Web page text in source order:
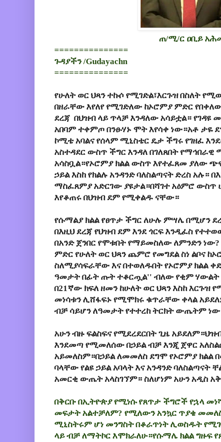
ጠ/ሚ/ር ዐቢይ
===============
ጉዳያችን /Gudayachn
===============
የሁለት ወር ህጻን ተኩሶ የሚገድል፣እርጉዝ በስለት
በዘራቸው እየለየ የሚገድለው ከኦሮምያ ምድር
ደረጃ በህዝብ ላይ ጥላቻ እንዳለው አሳይቷል።
አበባም ተቀምጦ በንፁሃኑ ሞት እየሳቀ ነው።አቶ ታዬ
ኮሚቴ አባልና የሰላም ሚኒስቴር ዴታ ችግሩ የገዘፈ
አስተዳደር ውስጥ ችግር እንዳለ በገለጸበት
አሳስቧል።የኦሮምያ ክልል ውስጥ እየተፈጸመ ያለው
ኃይል እስከ የክልሉ አንዳንድ ባለስልጣናት ድረስ አሉ።
ማስፈጸምያ አድርገው ያዩታል።በሻገተ አዕምሮ ውስጥ
እየቆጠሩ በህዝብ ደም የሚቀልዱ ናቸው።
የሱማልያ ክልል የፀጥታ ችግር ለሁሉ ምሣሌ በሚሆን
በእዚህ ደረጃ የህዝብ ደም እንደ ጎርፍ እንዲፈስ
በአንድ ጀንበር የሞቱበት የማይመስለው ለምንድን
ምድር የሁለት ወር ህጻን ጨምሮ የመግደል ስነ ልቦና
ስለሚያሳፍራቸው እና በተወለዱበት የኦሮምያ ክልል
ዓመታት በፊት ጡት ተቆርጧል'' ብለው የቂም ሃውልት
በ21ኛው ክፍለ ዘመን ከሁለት ወር ህጻን እስከ እርጉዝ
መነሳቱን ሊሸፋፍኑ የሚሞክሩ ቁጥራቸው ቀላል
ብቻ ሳይሆን ለዓመታት የተተረከ ትርክት ውጤትም
አሁን ብዙ ፍልስፍና የሚደረደርበት ጊዜ
እንደመጣ የሚመለሰው በኃይል ብቻ እንጂ ጀዋር
አይመለስም።በኃይል ለመመለስ ደግሞ የኦሮምያ ክልል
ባላቸው የልዩ ኃይል አባላት እና አንዳንድ ባለስልጣናት
አመርቂ ውጤት አላስገኘም። ስለሆነም አሁን አዲስ
በቅርቡ በኢትዮጵያ የሚነሱ የጸጥታ ችግሮች የኋላ
መፍታት አልተቻለም? የሚለውን አንኳር ጥያቄ መመለስ
ሚኒስትሩም ሆነ መንግስት በቆራጥነት ሊወስዱት
ላይ ብቻ ለማትኮር እሞክራለሁ።የሱማሌ ክልል ግዙፍ